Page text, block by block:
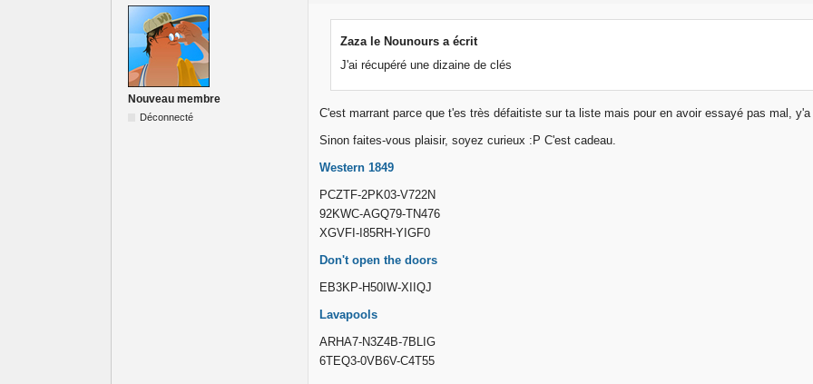
Nouveau membre
Déconnecté
Zaza le Nounours a écrit
J'ai récupéré une dizaine de clés
C'est marrant parce que t'es très défaitiste sur ta liste mais pour en avoir essayé pas mal,
Sinon faites-vous plaisir, soyez curieux :P C'est cadeau.
Western 1849
PCZTF-2PK03-V722N
92KWC-AGQ79-TN476
XGVFI-I85RH-YIGF0
Don't open the doors
EB3KP-H50IW-XIIQJ
Lavapools
ARHA7-N3Z4B-7BLIG
6TEQ3-0VB6V-C4T55